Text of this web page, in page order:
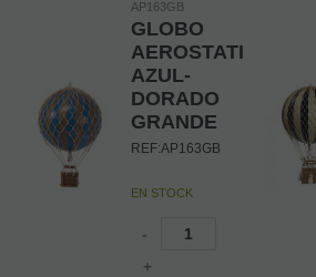
AP163GB
GLOBO
AEROSTATICO
AZUL-
DORADO
GRANDE
REF:AP163GB
EN STOCK
-
+